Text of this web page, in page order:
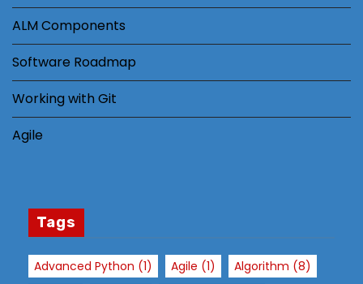
ALM Components
Software Roadmap
Working with Git
Agile
Tags
Advanced Python (1) Agile (1) Algorithm (8)
s
p
ur
in